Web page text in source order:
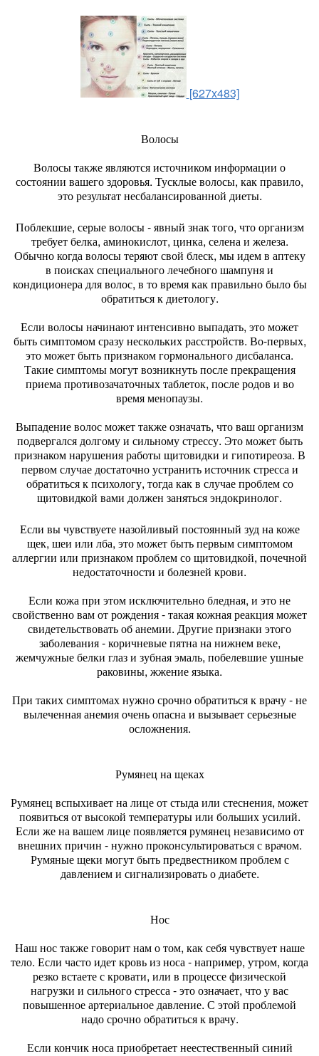
[627x483]
Волосы
Волосы также являются источником информации о
состоянии вашего здоровья. Тусклые волосы, как правило,
это результат несбалансированной диеты.
Поблекшие, серые волосы - явный знак того, что организм
требует белка, аминокислот, цинка, селена и железа.
Обычно когда волосы теряют свой блеск, мы идем в аптеку
в поисках специального лечебного шампуня и
кондиционера для волос, в то время как правильно было бы
обратиться к диетологу.
Если волосы начинают интенсивно выпадать, это может
быть симптомом сразу нескольких расстройств. Во-первых,
это может быть признаком гормонального дисбаланса.
Такие симптомы могут возникнуть после прекращения
приема противозачаточных таблеток, после родов и во
время менопаузы.
Выпадение волос может также означать, что ваш организм
подвергался долгому и сильному стрессу. Это может быть
признаком нарушения работы щитовидки и гипотиреоза. В
первом случае достаточно устранить источник стресса и
обратиться к психологу, тогда как в случае проблем со
щитовидкой вами должен заняться эндокринолог.
Если вы чувствуете назойливый постоянный зуд на коже
щек, шеи или лба, это может быть первым симптомом
аллергии или признаком проблем со щитовидкой, почечной
недостаточности и болезней крови.
Если кожа при этом исключительно бледная, и это не
свойственно вам от рождения - такая кожная реакция может
свидетельствовать об анемии. Другие признаки этого
заболевания - коричневые пятна на нижнем веке,
жемчужные белки глаз и зубная эмаль, побелевшие ушные
раковины, жжение языка.
При таких симптомах нужно срочно обратиться к врачу - не
вылеченная анемия очень опасна и вызывает серьезные
осложнения.
Румянец на щеках
Румянец вспыхивает на лице от стыда или стеснения, может
появиться от высокой температуры или больших усилий.
Если же на вашем лице появляется румянец независимо от
внешних причин - нужно проконсультироваться с врачом.
Румяные щеки могут быть предвестником проблем с
давлением и сигнализировать о диабете.
Нос
Наш нос также говорит нам о том, как себя чувствует наше
тело. Если часто идет кровь из носа - например, утром, когда
резко встаете с кровати, или в процессе физической
нагрузки и сильного стресса - это означает, что у вас
повышенное артериальное давление. С этой проблемой
надо срочно обратиться к врачу.
Если кончик носа приобретает неестественный синий